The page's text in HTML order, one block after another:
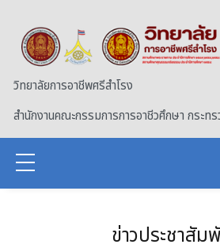
วิทยาลัยการอาชีพศรีสำโรง
สำนักงานคณะกรรมการการอาชีวศึกษา กระท
ข่าวประชาสัม